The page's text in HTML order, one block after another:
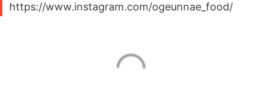
https://www.instagram.com/ogeunnae_food/